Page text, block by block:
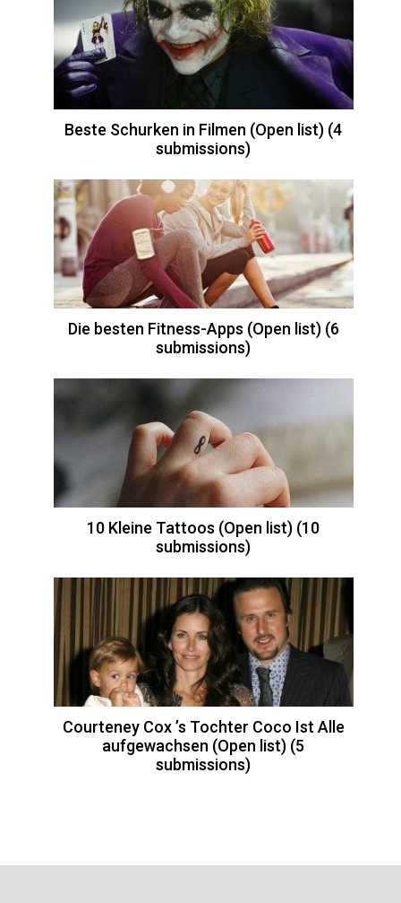
Beste Schurken in Filmen (Open list) (4
submissions)
Die besten Fitness-Apps (Open list) (6
submissions)
10 Kleine Tattoos (Open list) (10
submissions)
Courteney Cox ’s Tochter Coco Ist Alle
aufgewachsen (Open list) (5
submissions)